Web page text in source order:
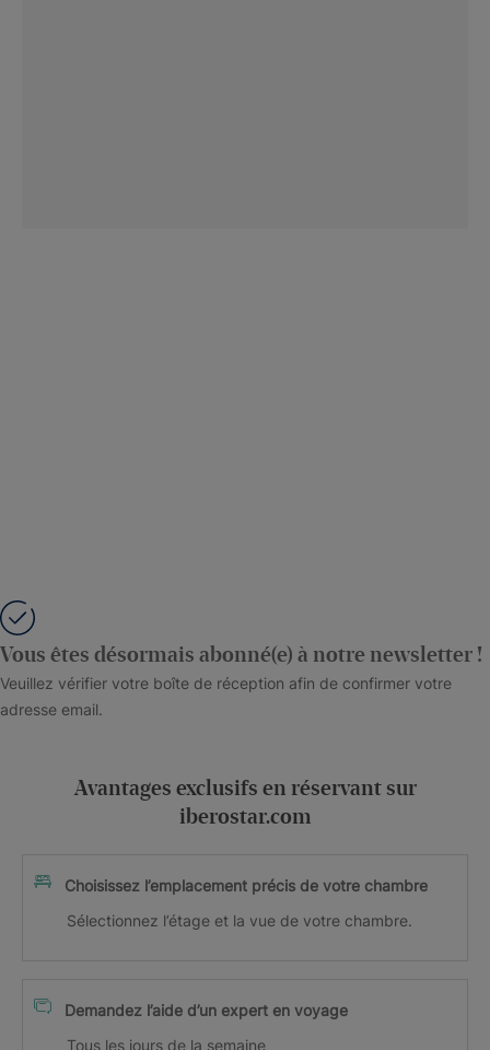
Vous êtes désormais abonné(e) à notre newsletter !
Veuillez vérifier votre boîte de réception afin de confirmer votre
adresse email.
Avantages exclusifs en réservant sur
iberostar.com
Choisissez l’emplacement précis de votre chambre
Sélectionnez l’étage et la vue de votre chambre.
Demandez l’aide d’un expert en voyage
Tous les jours de la semaine